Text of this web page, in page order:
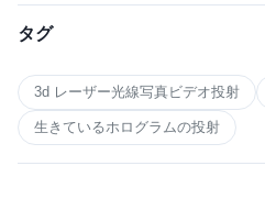
タグ
3d レーザー光線写真ビデオ投射
生きているホログラムの投射